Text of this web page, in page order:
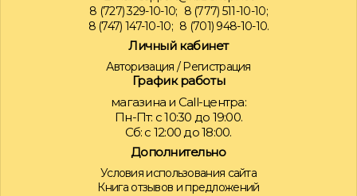
8 (727) 329-10-10; 8 (777) 511-10-10;
8 (747) 147-10-10; 8 (701) 948-10-10.
Личный кабинет
Авторизация /Регистрация
График работы
магазина и Call-центра:
Пн-Пт: с 10:30 до 19:00.
Сб: с 12:00 до 18:00.
Дополнительно
Условия использования сайта
Книга отзывов и предложений